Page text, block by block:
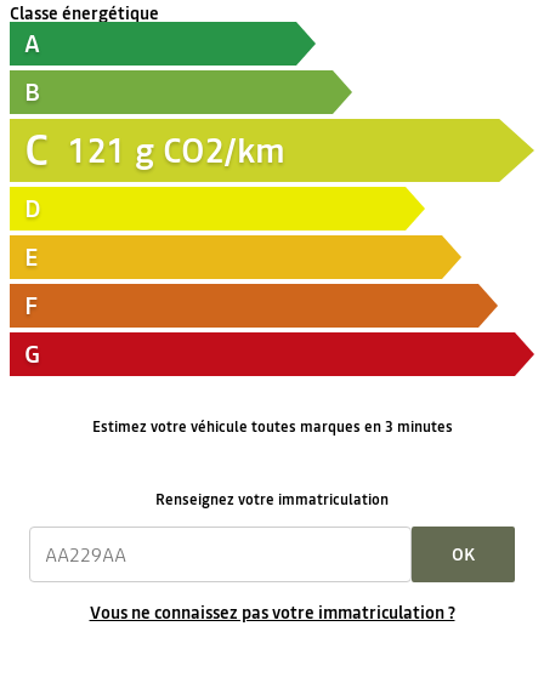
Classe énergétique
A
B
C 121 g CO2/km
D
E
F
G
Estimez votre véhicule toutes marques en 3 minutes
Renseignez votre immatriculation
OK
Vous ne connaissez pas votre immatriculation ?